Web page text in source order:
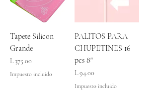
Tapete Silicon
Grande
Precio
L 375.00
Impuesto incluido
PALITOS PARA
CHUPETINES 16
pcs 8"
Precio
L 94.00
Impuesto incluido